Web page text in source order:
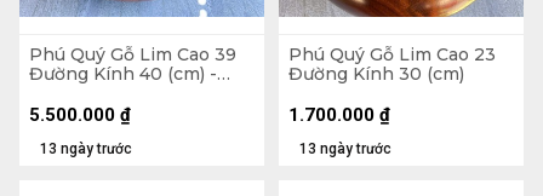
Phú Quý Gỗ Lim Cao 39
Đường Kính 40 (cm) -
13 ngày trước
5.500.000 ₫
Phú Quý Gỗ Lim Cao 23
Đường Kính 30 (cm)
13 ngày trước
1.700.000 ₫